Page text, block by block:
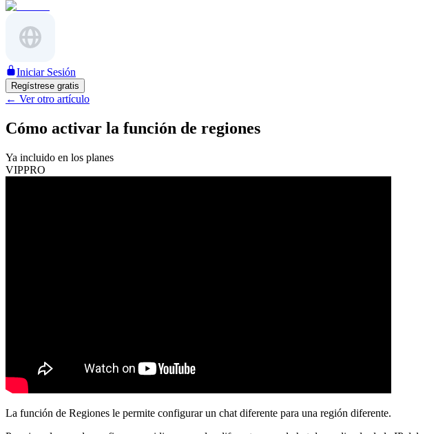
Iniciar Sesión
Regístrese gratis
← Ver otro artículo
Cómo activar la función de regiones
Ya incluido en los planes
VIPPRO
La función de Regiones le permite configurar un chat diferente para una región diferente.